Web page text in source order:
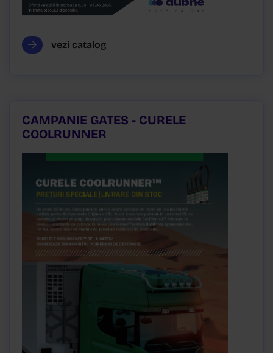
vezi catalog
CAMPANIE GATES - CURELE
COOLRUNNER